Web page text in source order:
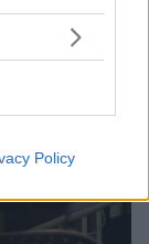
Policy